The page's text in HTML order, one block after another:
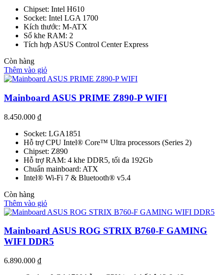
Chipset: Intel H610
Socket: Intel LGA 1700
Kích thước: M-ATX
Số khe RAM: 2
Tích hợp ASUS Control Center Express
Còn hàng
Thêm vào giỏ
Mainboard ASUS PRIME Z890-P WIFI
8.450.000 ₫
Socket: LGA1851
Hỗ trợ CPU Intel® Core™ Ultra processors (Series 2)
Chipset: Z890
Hỗ trợ RAM: 4 khe DDR5, tối đa 192Gb
Chuẩn mainboard: ATX
Intel® Wi-Fi 7 & Bluetooth® v5.4
Còn hàng
Thêm vào giỏ
Mainboard ASUS ROG STRIX B760-F GAMING
WIFI DDR5
6.890.000 ₫